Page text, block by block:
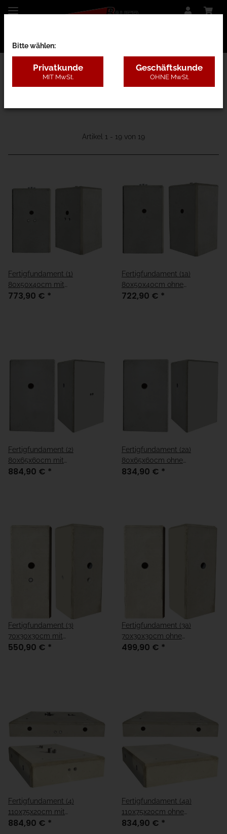
01B - Classic
Artikel 1 - 19 von 19
Fertigfundament (1)
80x50x40cm mit
Kabelleerrohre
773,90 € *
Fertigfundament (1a)
80x50x40cm ohne
Kabelleerrohre
722,90 € *
Fertigfundament (2)
80x65x60cm mit
Kabelleerrohre
884,90 € *
Fertigfundament (2a)
80x65x60cm ohne
Kabelleerrohre
834,90 € *
Fertigfundament (3)
70x30x30cm mit
Kabelleerrohre
550,90 € *
Fertigfundament (3a)
70x30x30cm ohne
Kabelleerrohre
499,90 € *
Fertigfundament (4)
110x75x20cm mit
Kabelleerrohre
884,90 € *
Fertigfundament (4a)
110x75x20cm ohne
Kabelleerrohre
834,90 € *
Bitte wählen:
Privatkunde
MIT MwSt.
Geschäftskunde
OHNE MwSt.